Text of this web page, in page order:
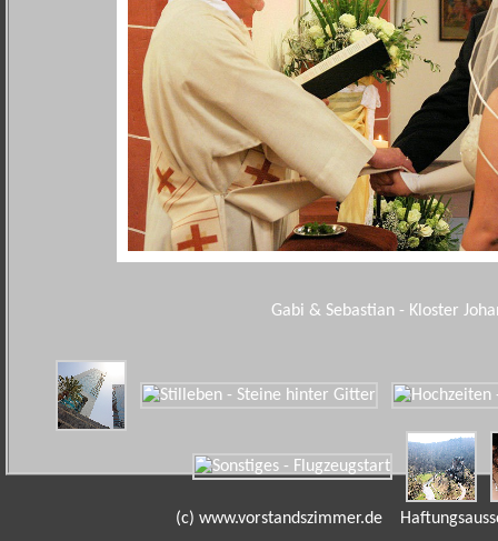
Gabi & Sebastian - Kloster
(c) www.vorstandszimmer.de